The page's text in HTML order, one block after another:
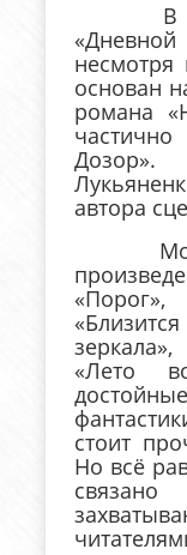
В
основан
романа
автора
Можно
«Лето
стоит
Но всё